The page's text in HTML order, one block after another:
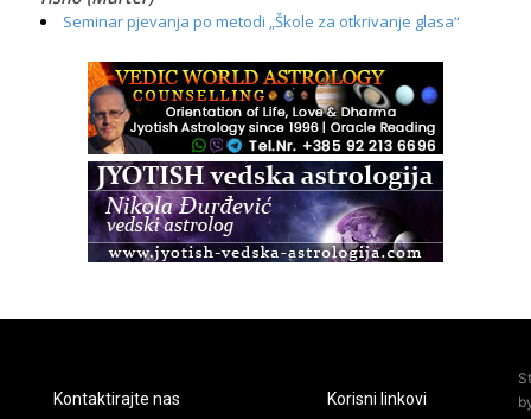
Seminar pjevanja po metodi „Škole za otkrivanje glasa“
Online
Radionica: Pomagači iz drugih dimenzija Online – otvoreno za
Zagreb+Online
Osnovni ThetaHealing® tečaj, Zagreb i Online
Access BARS®, otpusti stres
Pjesma srca / Zagreb
Kontaktirajte nas Korisni linkovi